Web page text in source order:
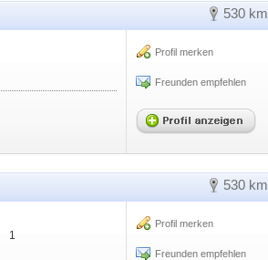
530 km
Profil merken
Freunden empfehlen
530 km
1
Profil merken
Freunden empfehlen